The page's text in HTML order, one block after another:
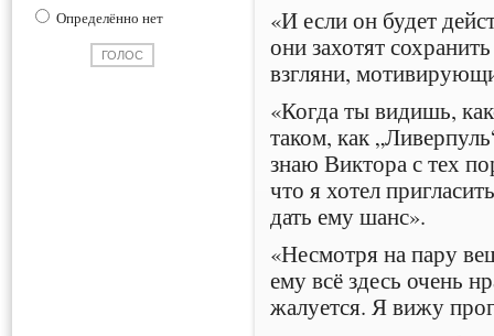
Определённо нет
«И если он будет
они захотят
взгляни,
«Когда ты видишь,
таком, как
знаю Виктора с тех
что я хотел
дать ему шанс».
«Несмотря на пару
ему всё здесь очень
жалуется. Я вижу